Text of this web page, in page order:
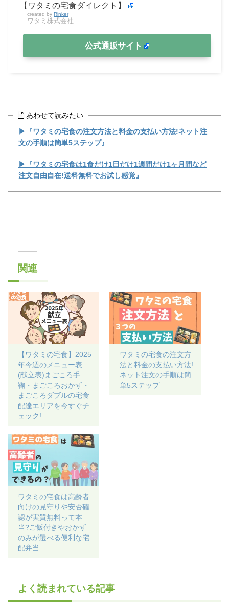
【ワタミの宅食ダイレクト】
created by Rinker
ワタミ株式会社
公式通販サイト
あわせて読みたい
▶『ワタミの宅食の注文方法と料金の支払い方法!ネット注
文の手順は簡単5ステップ』
▶『ワタミの宅食は1食だけ1日だけ1週間だけ1ヶ月間など
注文自由自在!送料無料でお試し感覚』
関連
【ワタミの宅食】2025
年今週のメニュー表
(献立表)まごころ手
鞠・まごころおかず・
まごころダブルの宅食
配達エリアを今すぐチ
ェック!
ワタミの宅食の注文方
法と料金の支払い方法!
ネット注文の手順は簡
単5ステップ
ワタミの宅食は高齢者
向けの見守りや安否確
認が実質無料って本
当?ご飯付きやおかず
のみが選べる便利な宅
配弁当
よく読まれている記事